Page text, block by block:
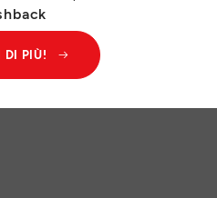
DI PIÙ!